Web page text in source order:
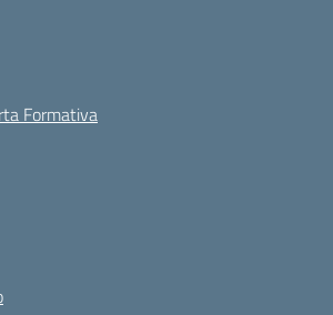
Formativa